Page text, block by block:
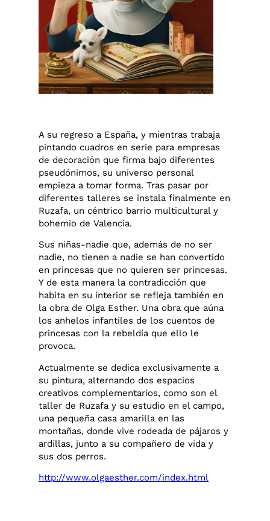
A su regreso a España, y mientras trabaja
pintando cuadros en serie para empresas
de decoración que firma bajo diferentes
pseudónimos, su universo personal
empieza a tomar forma. Tras pasar por
diferentes talleres se instala finalmente en
Ruzafa, un céntrico barrio multicultural y
bohemio de Valencia.
Sus niñas-nadie que, además de no ser
nadie, no tienen a nadie se han convertido
en princesas que no quieren ser princesas.
Y de esta manera la contradicción que
habita en su interior se refleja también en
la obra de Olga Esther. Una obra que aúna
los anhelos infantiles de los cuentos de
princesas con la rebeldía que ello le
provoca.
Actualmente se dedica exclusivamente a
su pintura, alternando dos espacios
creativos complementarios, como son el
taller de Ruzafa y su estudio en el campo,
una pequeña casa amarilla en las
montañas, donde vive rodeada de pájaros y
ardillas, junto a su compañero de vida y
sus dos perros.
http://www.olgaesther.com/index.html